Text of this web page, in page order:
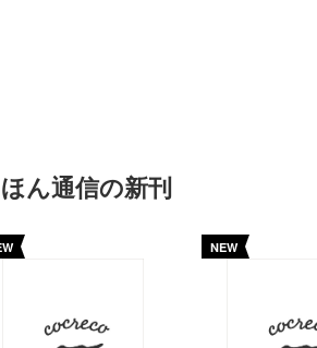
ん通信の新刊
NEW